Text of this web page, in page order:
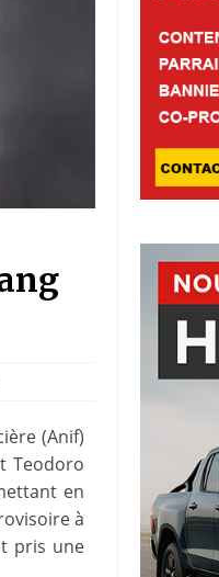
(Anif)
Teodoro
en
à
pris une